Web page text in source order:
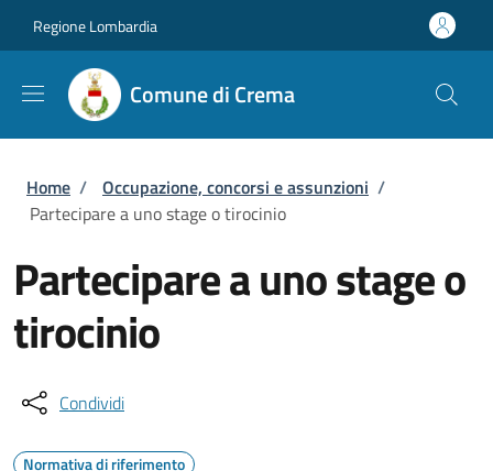
Regione Lombardia
Comune di Crema
Briciole di pane
Home / Occupazione, concorsi e assunzioni /
Partecipare a uno stage o tirocinio
Partecipare a uno stage o
tirocinio
Condividi
Normativa di riferimento